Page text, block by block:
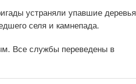
устраняли упавшие деревья
селя и камнепада.
Все службы переведены в